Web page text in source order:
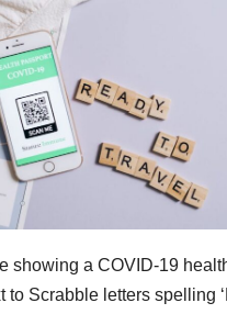
showing a COVID-19
to Scrabble letters spelling